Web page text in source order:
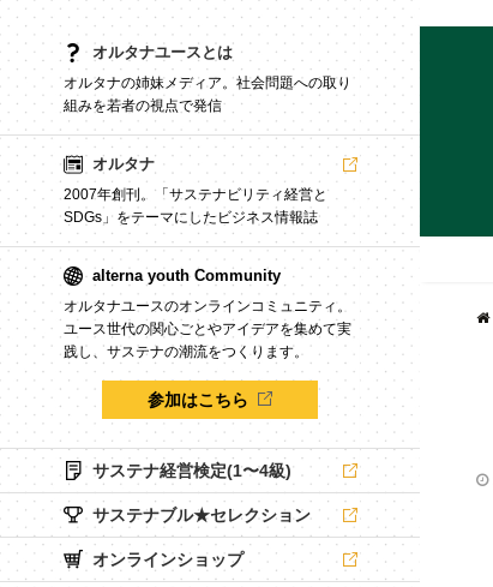
オルタナユースとは
オルタナの姉妹メディア。社会問題への取り
組みを若者の視点で発信
オルタナ
2007年創刊。「サステナビリティ経営と
SDGs」をテーマにしたビジネス情報誌
alterna youth Community
オルタナユースのオンラインコミュニティ。
ユース世代の関心ごとやアイデアを集めて実
践し、サステナの潮流をつくります。
参加はこちら
サステナ経営検定(1〜4級)
サステナブル★セレクション
オンラインショップ